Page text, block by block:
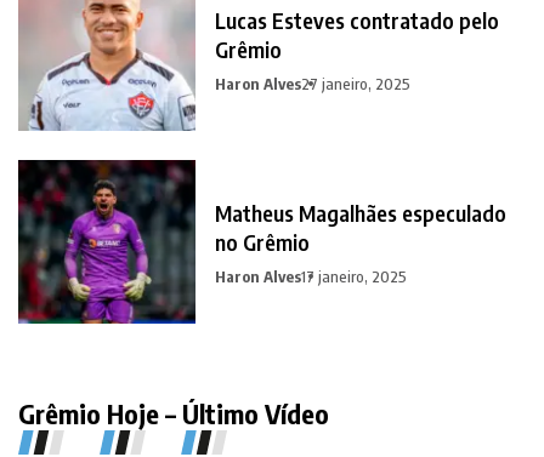
Lucas Esteves contratado pelo
Grêmio
Haron Alves27 janeiro, 2025
Matheus Magalhães especulado
no Grêmio
Haron Alves17 janeiro, 2025
Grêmio Hoje – Último Vídeo